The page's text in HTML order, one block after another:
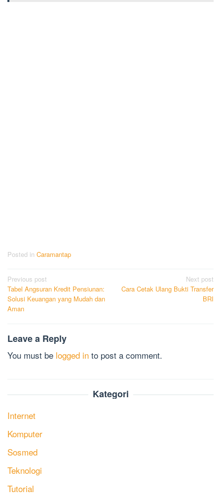
Posted in Caramantap
Post
navigation
Previous post
Tabel Angsuran Kredit Pensiunan:
Solusi Keuangan yang Mudah dan
Aman
Next post
Cara Cetak Ulang Bukti Transfer
BRI
Leave a Reply
You must be logged in to post a comment.
Kategori
Internet
Komputer
Sosmed
Teknologi
Tutorial